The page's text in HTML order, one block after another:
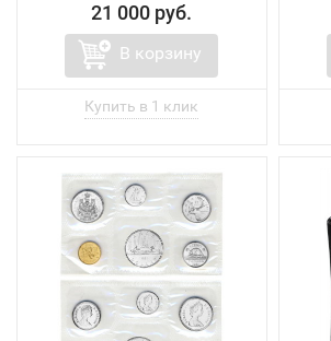
21 000 руб.
В корзину